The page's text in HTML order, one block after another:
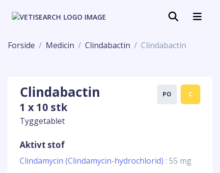
Forside Medicin Clindabactin Clindabactin
Clindabactin
1 x 10 stk
Tyggetablet
PO C
Aktivt stof
Clindamycin (Clindamycin-hydrochlorid) : 55 mg